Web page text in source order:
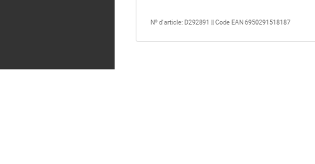
Nº d'article: D292891 || Code EAN 6950291518187